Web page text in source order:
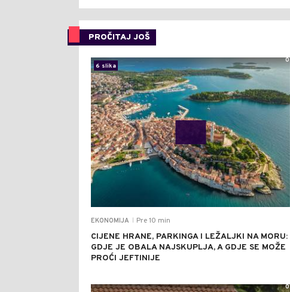
PROČITAJ JOŠ
EKONOMIJA Pre 10 min
CIJENE HRANE, PARKINGA I LEŽALJKI NA MORU:
GDJE JE OBALA NAJSKUPLJA, A GDJE SE MOŽE
PROĆI JEFTINIJE
6 slika
0
0